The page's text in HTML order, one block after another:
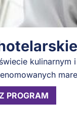
PROGRAM